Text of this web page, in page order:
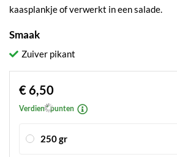
kaasplankje of verwerkt in een salade.
Smaak
Zuiver pikant
€ 6,50
Verdien * punten
250 gr